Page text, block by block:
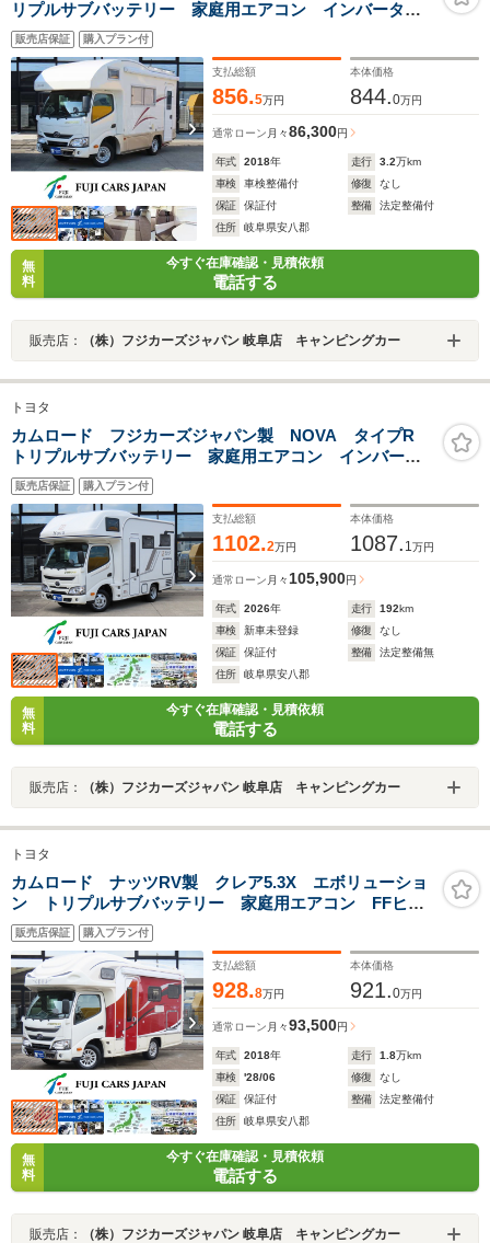
リプルサブバッテリー 家庭用エアコン インバーター
1500W ACボイラー FFヒーター マックスファン ソ
ーラーパネル 電子レンジ 架装部テレビモニター サ
イドオーニング
販売店保証 購入プラン付
支払総額
856.5万円
本体価格
844.0万円
通常ローン 月々86,300円
年式 2018年 走行 3.2万km
車検
車検整備付 修復
なし
保証
保証付 整備
法定整備付
住所
岐阜県安八郡
無
料
今すぐ在庫確認・見積依頼
電話する
販売店： （株）フジカーズジャパン 岐阜店 キャンピングカー
トヨタ
カムロード フジカーズジャパン製 NOVA タイプR
トリプルサブバッテリー 家庭用エアコン インバータ
ー1500W FFヒーター 電子レンジ DC冷蔵庫 エボラ
イトシステム マックスファン
販売店保証 購入プラン付
支払総額
1102.2万円
本体価格
1087. 1万円
通常ローン 月々105,900円
年式 2026年 走行 192km
車検
新車未登録 修復
なし
保証
保証付 整備
法定整備無
住所
岐阜県安八郡
無
料
今すぐ在庫確認・見積依頼
電話する
販売店： （株）フジカーズジャパン 岐阜店 キャンピングカー
トヨタ
カムロード ナッツRV製 クレア5.3X エボリューショ
ン トリプルサブバッテリー 家庭用エアコン FFヒー
ター DC冷蔵庫 電子レンジ インバーター1500W サ
イドオーニング ソーラーパネル
販売店保証 購入プラン付
支払総額
928.8万円
本体価格
921.0万円
通常ローン 月々93,500円
年式 2018年 走行 1.8万km
車検
'28/06 修復
なし
保証
保証付 整備
法定整備付
住所
岐阜県安八郡
無
料
今すぐ在庫確認・見積依頼
電話する
販売店： （株）フジカーズジャパン 岐阜店 キャンピングカー